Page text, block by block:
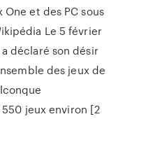
et des PC sous
Le 5 février
déclaré son désir
des jeux de
jeux environ [2